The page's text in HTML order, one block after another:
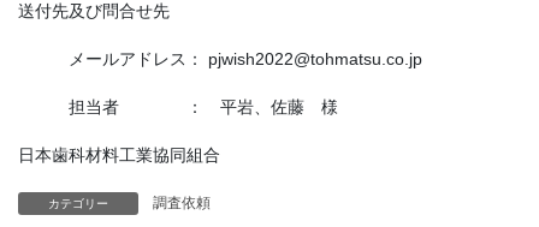
送付先及び問合せ先
メールアドレス： pjwish2022@tohmatsu.co.jp
担当者 ： 平岩、佐藤 様
日本歯科材料工業協同組合
カテゴリー 調査依頼